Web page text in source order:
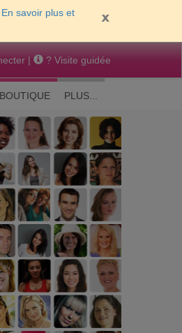
En savoir plus et
| ? Visite guidée
BOUTIQUE PLUS...